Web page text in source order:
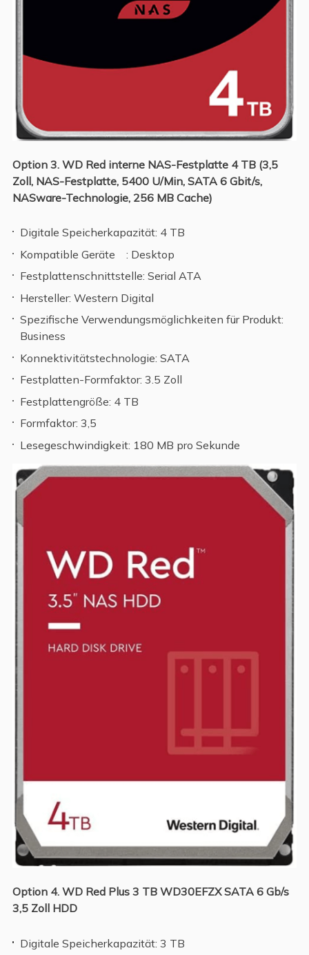
Option 3. WD Red interne NAS-Festplatte 4 TB (3,5
Zoll, NAS-Festplatte, 5400 U/Min, SATA 6 Gbit/s,
NASware-Technologie, 256 MB Cache)
Digitale Speicherkapazität: 4 TB
Kompatible Geräte : Desktop
Festplattenschnittstelle: Serial ATA
Hersteller: Western Digital
Spezifische Verwendungsmöglichkeiten für Produkt:
Business
Konnektivitätstechnologie: SATA
Festplatten-Formfaktor: 3.5 Zoll
Festplattengröße: 4 TB
Formfaktor: 3,5
Lesegeschwindigkeit: 180 MB pro Sekunde
Option 4. WD Red Plus 3 TB WD30EFZX SATA 6 Gb/s
3,5 Zoll HDD
Digitale Speicherkapazität: 3 TB